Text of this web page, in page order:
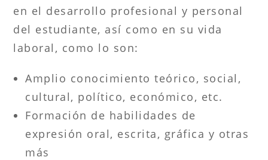
en el desarrollo profesional y personal
del estudiante, así como en su vida
laboral, como lo son:
Amplio conocimiento teórico, social,
cultural, político, económico, etc.
Formación de habilidades de
expresión oral, escrita, gráfica y otras
más